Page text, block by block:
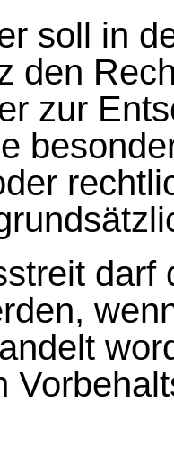
soll in
den
zur
darf